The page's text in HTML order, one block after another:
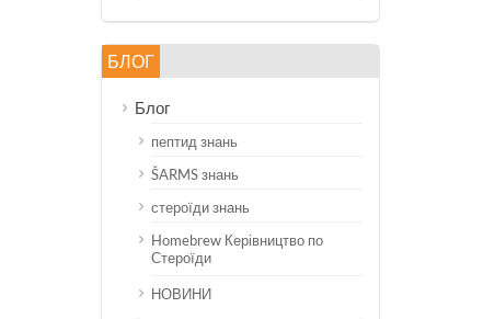
БЛОГ
Блог
пептид знань
ŠARMS знань
стероїди знань
Homebrew Керівництво по
Стероїди
НОВИНИ